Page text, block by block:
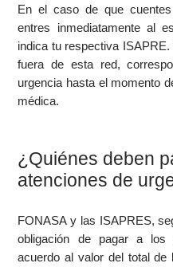
En el caso de que
entres inmediatamente al
indica tu respectiva
fuera de esta red,
urgencia hasta el momento
médica.
¿Quiénes deben
atenciones de
FONASA y las ISAPRES,
obligación de pagar a los
acuerdo al valor del total